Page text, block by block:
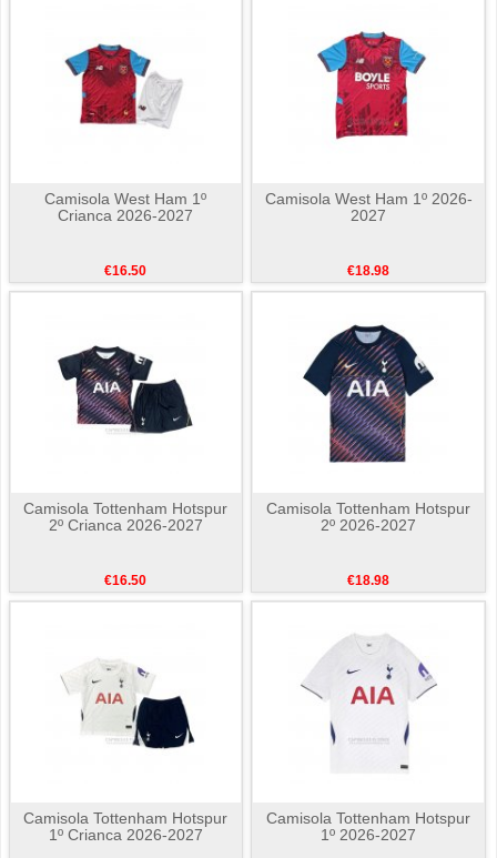
Camisola West Ham 1º
Crianca 2026-2027
€16.50
Camisola West Ham 1º 2026-
2027
€18.98
Camisola Tottenham Hotspur
2º Crianca 2026-2027
€16.50
Camisola Tottenham Hotspur
2º 2026-2027
€18.98
Camisola Tottenham Hotspur
1º Crianca 2026-2027
Camisola Tottenham Hotspur
1º 2026-2027